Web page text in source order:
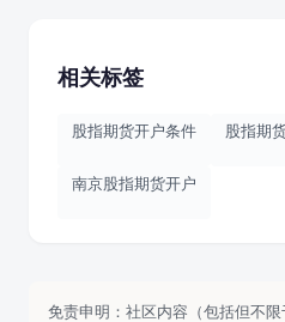
相关标签
股指期货开户条件 股指期
南京股指期货开户
免责申明：社区内容（包括但不